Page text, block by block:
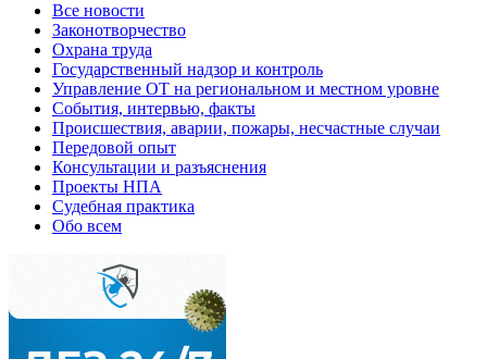
Все новости
Законотворчество
Охрана труда
Государственный надзор и контроль
Управление ОТ на региональном и местном уровне
События, интервью, факты
Происшествия, аварии, пожары, несчастные случаи
Передовой опыт
Консультации и разъяснения
Проекты НПА
Судебная практика
Обо всем